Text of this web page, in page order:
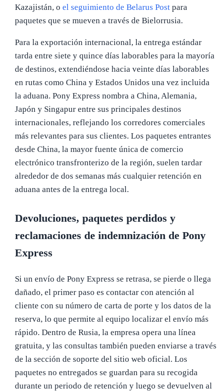
Kazajistán, o el seguimiento de Belarus Postpara
paquetes que se mueven a través de Bielorrusia.
Para la exportación internacional, la entrega estándar
tarda entre siete y quince días laborables para la mayoría
de destinos, extendiéndose hacia veinte días laborables
en rutas como China y Estados Unidos una vez incluida
la aduana. Pony Express nombra a China, Alemania,
Japón y Singapur entre sus principales destinos
internacionales, reflejando los corredores comerciales
más relevantes para sus clientes. Los paquetes entrantes
desde China, la mayor fuente única de comercio
electrónico transfronterizo de la región, suelen tardar
alrededor de dos semanas más cualquier retención en
aduana antes de la entrega local.
Devoluciones, paquetes perdidos y
reclamaciones de indemnización de Pony
Express
Si un envío de Pony Express se retrasa, se pierde o llega
dañado, el primer paso es contactar con atención al
cliente con su número de carta de porte y los datos de la
reserva, lo que permite al equipo localizar el envío más
rápido. Dentro de Rusia, la empresa opera una línea
gratuita, y las consultas también pueden enviarse a través
de la sección de soporte del sitio web oficial. Los
paquetes no entregados se guardan para su recogida
durante un periodo de retención y luego se devuelven al